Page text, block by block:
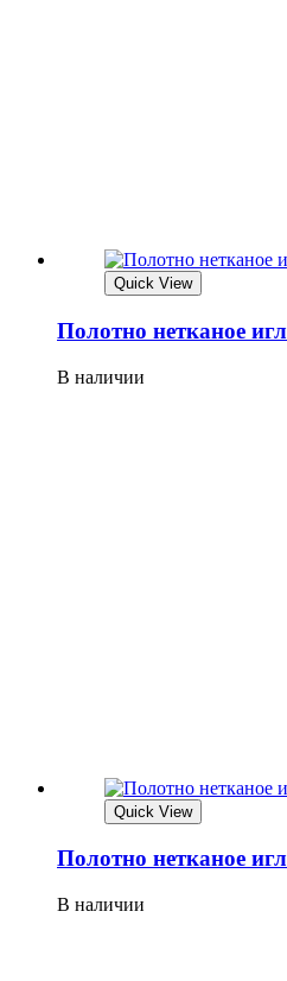
Quick View
Полотно нетканое
В наличии
Quick View
Полотно нетканое
В наличии